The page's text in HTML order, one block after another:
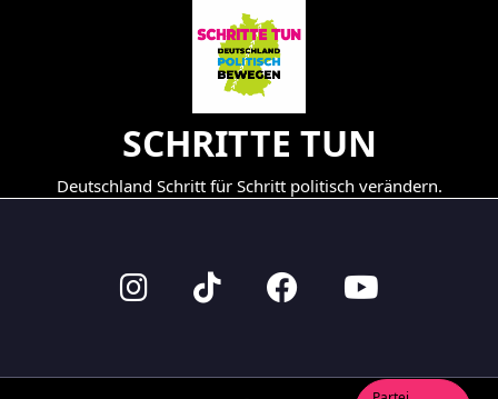
SCHRITTE TUN
Deutschland Schritt für Schritt politisch verändern.